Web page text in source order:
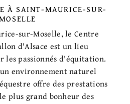
À SAINT-MAURICE-SUR-
sur-Moselle, le Centre
d'Alsace est un lieu
les passionnés d'équitation.
environnement naturel
offre des prestations
plus grand bonheur des